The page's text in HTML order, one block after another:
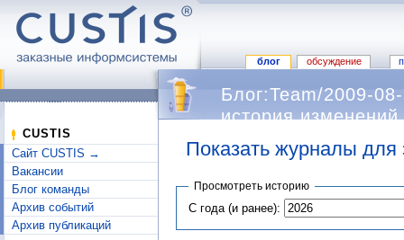
блог обсуждение
CUSTIS
Сайт CUSTIS →
Вакансии
Блог команды
Архив событий
Архив публикаций
Блог:Team/2009-
история изменений
Показать журналы для
Просмотреть историю
С года (и ранее):